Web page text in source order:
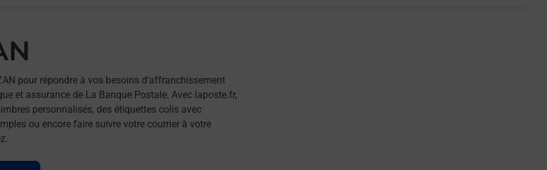
pour répondre à vos besoins d'affranchissement
et assurance de La Banque Postale. Avec laposte.fr,
personnalisés, des étiquettes colis avec
ou encore faire suivre votre courrier à votre